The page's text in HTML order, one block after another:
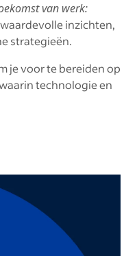
van werk:
inzichten,
strategieën.
je voor te bereiden op
technologie en